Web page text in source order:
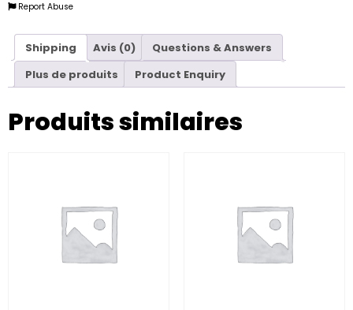
Report Abuse
Shipping Avis (0)
Questions & Answers
Plus de produits
Product Enquiry
Produits similaires